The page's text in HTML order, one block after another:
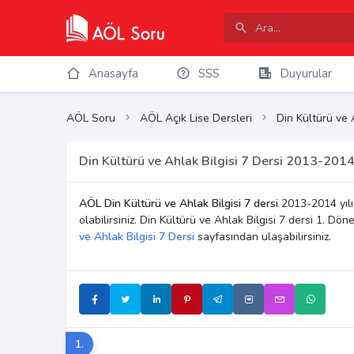
Anasayfa SSS Duyurular
AÖL Soru AÖL Açık Lise Dersleri Din Kültürü ve
Din Kültürü ve Ahlak Bilgisi 7 Dersi 2013-2014
AÖL Din Kültürü ve Ahlak Bilgisi 7 dersi 2013-2014
olabilirsiniz. Din Kültürü ve Ahlak Bilgisi 7 dersi 1.
ve Ahlak Bilgisi 7 Dersi sayfasından ulaşabilirsiniz.
1.